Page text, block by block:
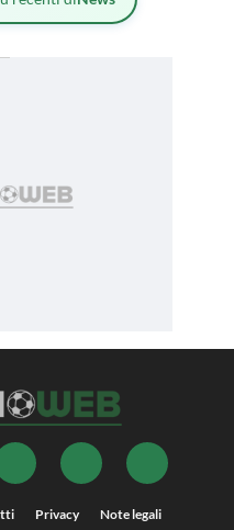
Privacy Note legali